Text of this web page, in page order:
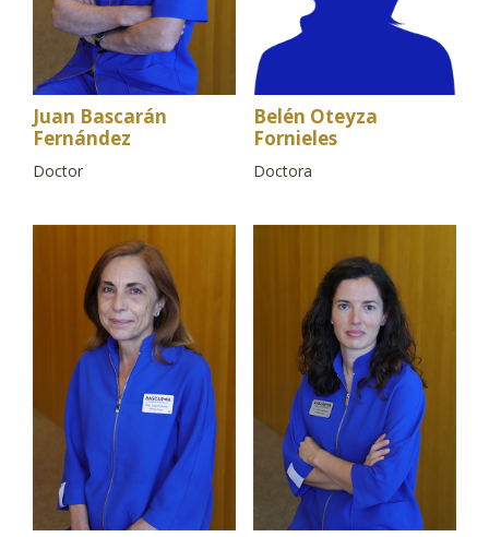
Juan Bascarán
Fernández
Doctor
Belén Oteyza
Fornieles
Doctora